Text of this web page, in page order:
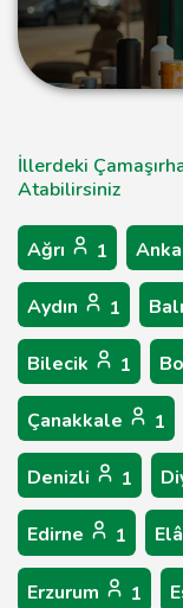
İllerdeki
Atabilirsiniz
Ağrı 1
Aydın 1
Bilecik 1
Çanakkale 1
Denizli 1
Edirne 1
Erzurum 1